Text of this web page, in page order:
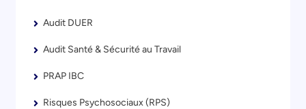
Audit DUER
Audit Santé & Sécurité au Travail
PRAP IBC
Risques Psychosociaux (RPS)